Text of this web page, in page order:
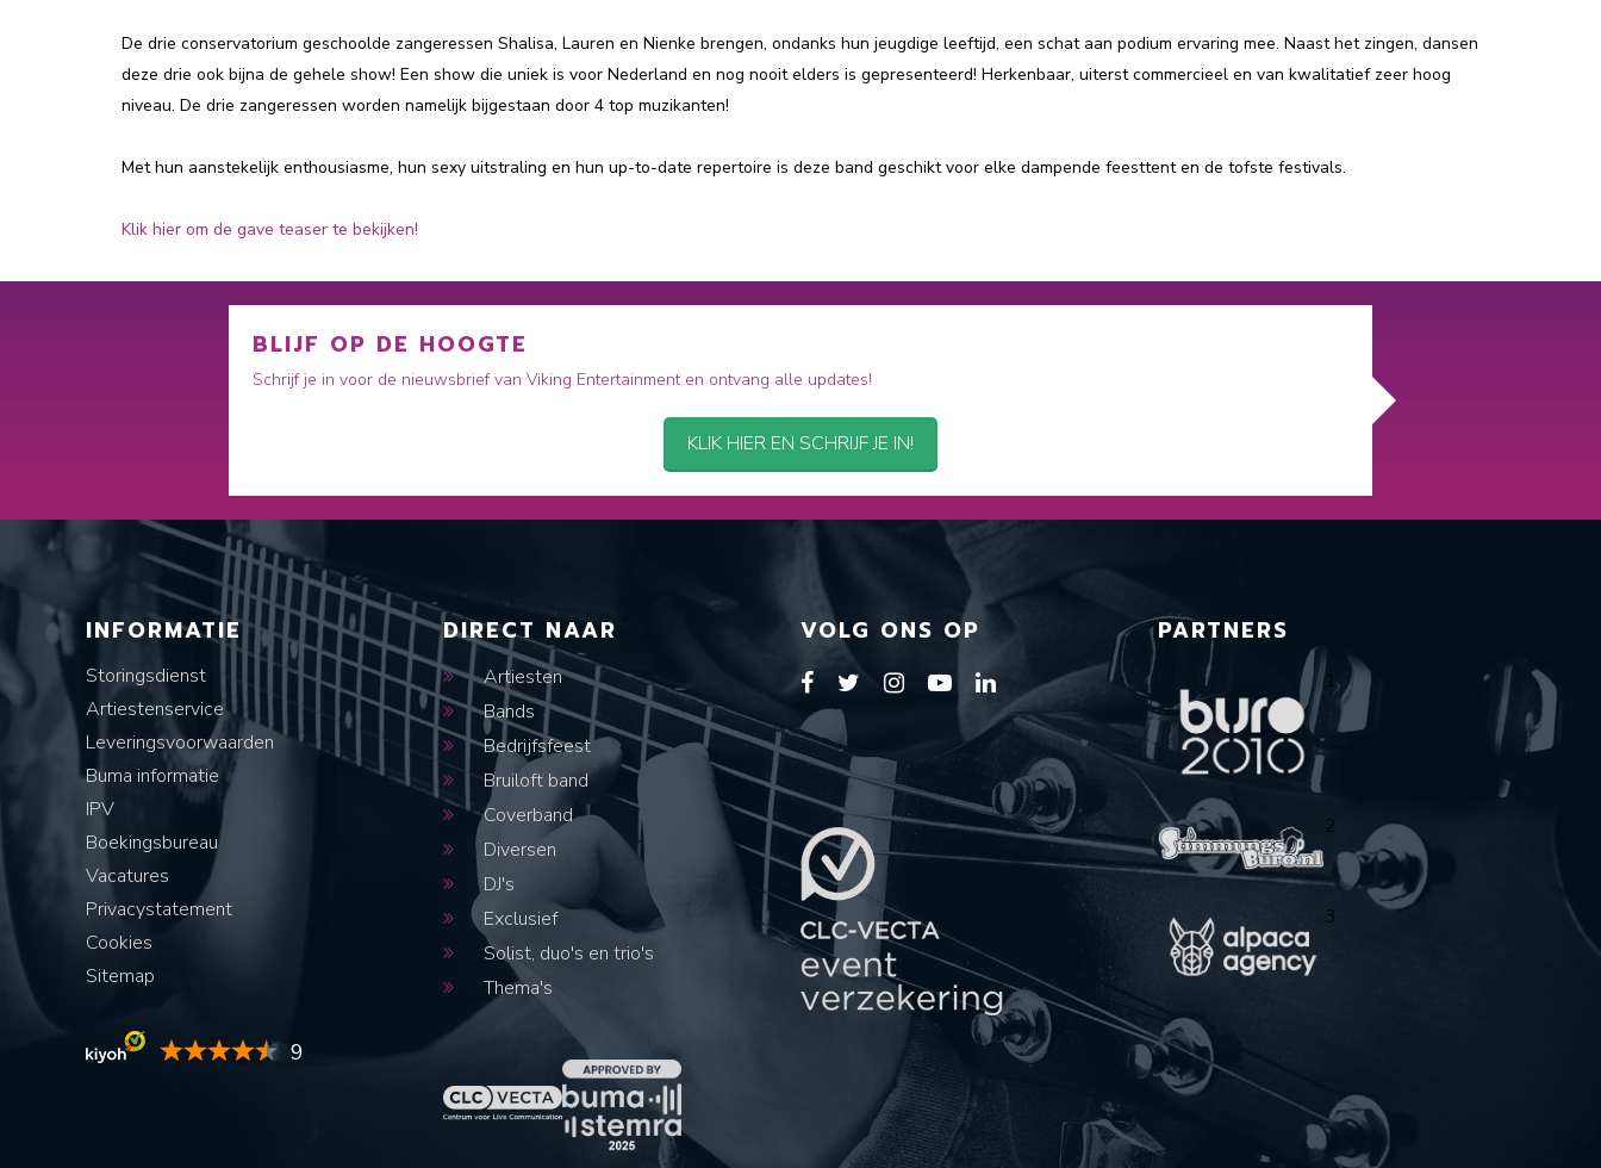
De drie conservatorium geschoolde zangeressen Shalisa, Lauren en Nienke brengen, ondanks hun jeugdige leeftijd, een schat aan podium ervaring mee. Naast het zingen, dansen
deze drie ook bijna de gehele show! Een show die uniek is voor Nederland en nog nooit elders is gepresenteerd! Herkenbaar, uiterst commercieel en van kwalitatief zeer hoog
niveau. De drie zangeressen worden namelijk bijgestaan door 4 top muzikanten!
Met hun aanstekelijk enthousiasme, hun sexy uitstraling en hun up-to-date repertoire is deze band geschikt voor elke dampende feesttent en de tofste festivals.
Klik hier om de gave teaser te bekijken!
BLIJF OP DE HOOGTE
Schrijf je in voor de nieuwsbrief van Viking Entertainment en ontvang alle updates!
KLIK HIER EN SCHRIJF JE IN!
INFORMATIE
Storingsdienst
Artiestenservice
Leveringsvoorwaarden
Buma informatie
IPV
Boekingsbureau
Vacatures
Privacystatement
Cookies
Sitemap
9
DIRECT NAAR
Artiesten
Bands
Bedrijfsfeest
Bruiloft band
Coverband
Diversen
DJ's
Exclusief
Solist, duo's en trio's
Thema's
VOLG ONS OP PARTNERS
1
2
3